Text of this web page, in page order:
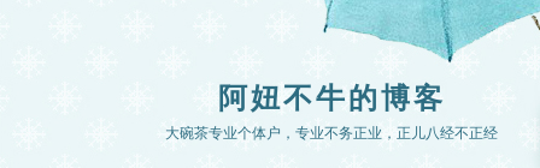
阿妞不牛的博客
大碗茶专业个体户，专业不务正业，正儿八经不正经